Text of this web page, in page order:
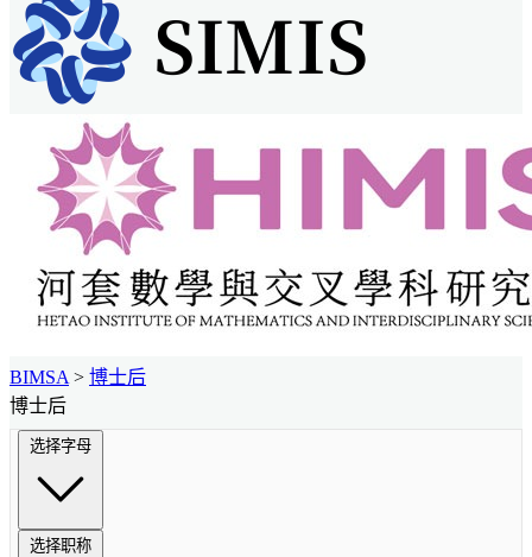
BIMSA > 博士后
博士后
选择字母
选择职称